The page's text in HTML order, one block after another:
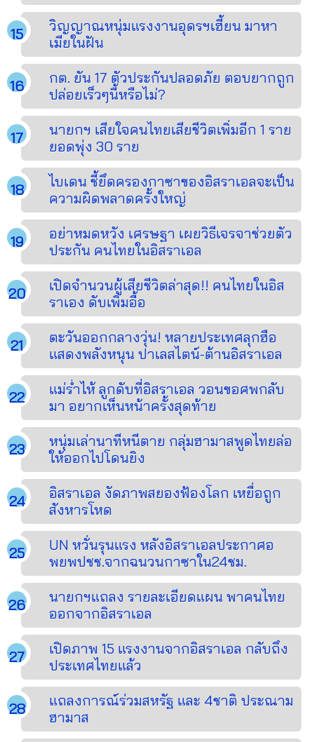
วิญญาณหนุ่มแรงงานอุดรฯเฮี้ยน มาหา
เมียในฝัน
กต. ยัน 17 ตัวประกันปลอดภัย ตอบยากถูก
ปล่อยเร็วๆนี้หรือไม่?
นายกฯ เสียใจคนไทยเสียชีวิตเพิ่มอีก 1 ราย
ยอดพุ่ง 30 ราย
ไบเดน ชี้ยึดครองกาซาของอิสราเอลจะเป็น
ความผิดพลาดครั้งใหญ่
อย่าหมดหวัง เศรษฐา เผยวิธีเจรจาช่วยตัว
ประกัน คนไทยในอิสราเอล
เปิดจำนวนผู้เสียชีวิตล่าสุด!! คนไทยในอิส
ราเอง ดับเพิ่มอื้อ
ตะวันออกกลางวุ่น! หลายประเทศลุกฮือ
แสดงพลังหนุน ปาเลสไตน์-ต้านอิสราเอล
แม่ร่ำไห้ ลูกดับที่อิสราเอล วอนขอศพกลับ
มา อยากเห็นหน้าครั้งสุดท้าย
หนุ่มเล่านาทีหนีตาย กลุ่มฮามาสพูดไทยล่อ
ให้ออกไปโดนยิง
อิสราเอล งัดภาพสยองฟ้องโลก เหยื่อถูก
สังหารโหด
UN หวั่นรุนแรง หลังอิสราเอลประกาศอ
พยพปชช.จากฉนวนกาซาใน24ชม.
นายกฯแถลง รายละเอียดแผน พาคนไทย
ออกจากอิสราเอล
เปิดภาพ 15 แรงงานจากอิสราเอล กลับถึง
ประเทศไทยแล้ว
แถลงการณ์ร่วมสหรัฐ และ 4ชาติ ประณาม
ฮามาส